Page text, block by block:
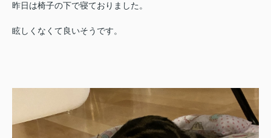
昨日は椅子の下で寝ておりました。
眩しくなくて良いそうです。